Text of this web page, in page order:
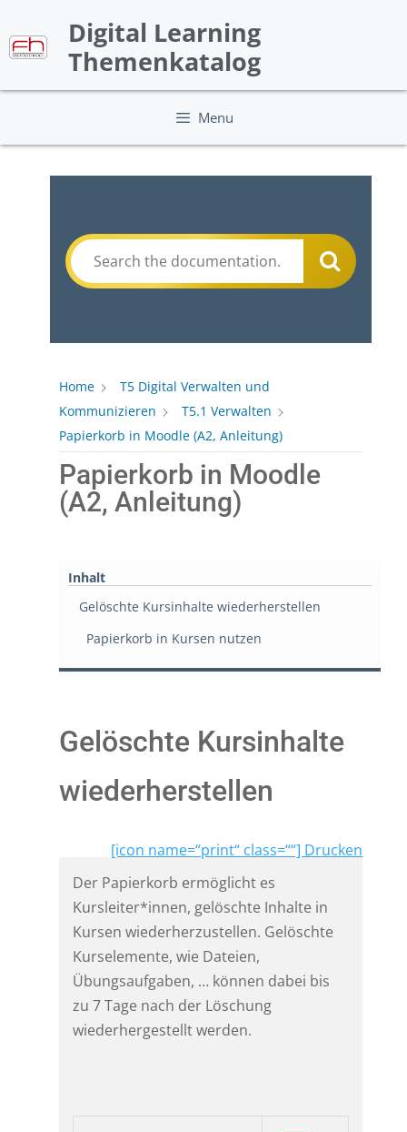
content
Digital Learning
Themenkatalog
Menu
Home
T5 Digital Verwalten und
Kommunizieren
T5.1 Verwalten
Papierkorb in Moodle (A2, Anleitung)
Papierkorb in Moodle
(A2, Anleitung)
Inhalt
Gelöschte Kursinhalte wiederherstellen
Papierkorb in Kursen nutzen
Gelöschte Kursinhalte
wiederherstellen
[icon name=“print“ class=““] Drucken
Der Papierkorb ermöglicht es
Kursleiter*innen, gelöschte Inhalte in
Kursen wiederherzustellen. Gelöschte
Kurselemente, wie Dateien,
Übungsaufgaben, … können dabei bis
zu 7 Tage nach der Löschung
wiederhergestellt werden.